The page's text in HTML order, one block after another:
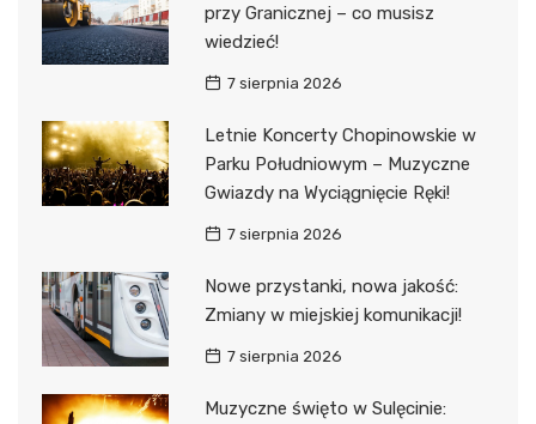
przy Granicznej – co musisz
wiedzieć!
7 sierpnia 2026
Letnie Koncerty Chopinowskie w
Parku Południowym – Muzyczne
Gwiazdy na Wyciągnięcie Ręki!
7 sierpnia 2026
Nowe przystanki, nowa jakość:
Zmiany w miejskiej komunikacji!
7 sierpnia 2026
Muzyczne święto w Sulęcinie: